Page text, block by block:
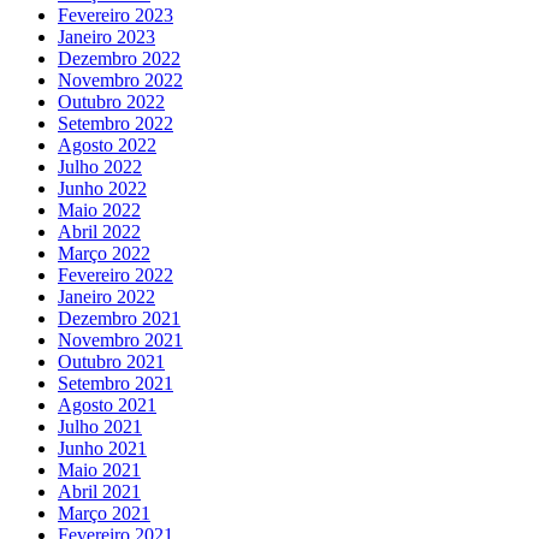
Fevereiro 2023
Janeiro 2023
Dezembro 2022
Novembro 2022
Outubro 2022
Setembro 2022
Agosto 2022
Julho 2022
Junho 2022
Maio 2022
Abril 2022
Março 2022
Fevereiro 2022
Janeiro 2022
Dezembro 2021
Novembro 2021
Outubro 2021
Setembro 2021
Agosto 2021
Julho 2021
Junho 2021
Maio 2021
Abril 2021
Março 2021
Fevereiro 2021